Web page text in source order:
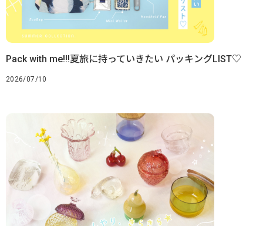
Pack with me!!!夏旅に持っていきたい パッキングLIST♡
2026/07/10